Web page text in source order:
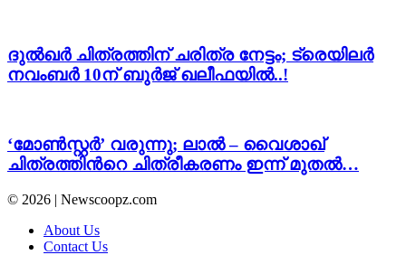
ദുൽഖർ ചിത്രത്തിന് ചരിത്ര നേട്ടം; ട്രെയിലർ
നവംബർ 10ന് ബുർജ് ഖലീഫയിൽ..!
‘മോൺസ്റ്റർ’ വരുന്നു; ലാൽ – വൈശാഖ്
ചിത്രത്തിന്‍റെ ചിത്രീകരണം ഇന്ന് മുതൽ…
© 2026 | Newscoopz.com
About Us
Contact Us